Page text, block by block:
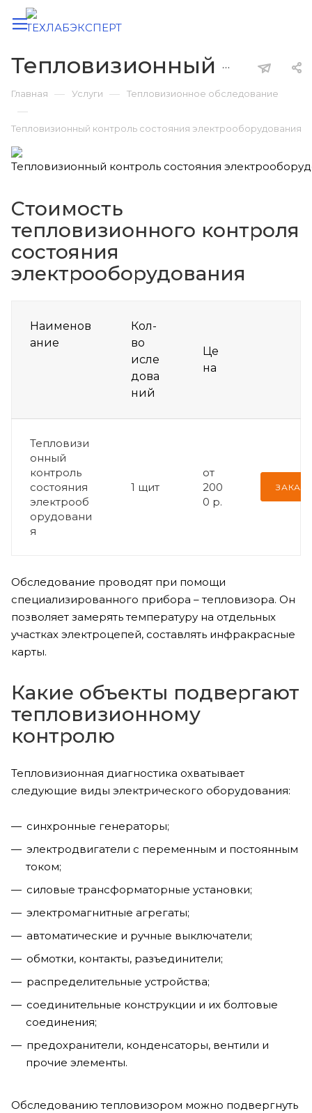
Тепловизионный контроль состояния электрооборудования
Главная — Услуги — Тепловизионное обследование
—
Тепловизионный контроль состояния электрооборудования
Стоимость
тепловизионного контроля
состояния
электрооборудования
Наименов
ание
Кол-
во
исле
дова
ний
Це
на
Тепловизи
онный
контроль
состояния
электрооб
орудовани
я
1 щит
от
200
0 р.
Обследование проводят при помощи
специализированного прибора – тепловизора. Он
позволяет замерять температуру на отдельных
участках электроцепей, составлять инфракрасные
карты.
Какие объекты подвергают
тепловизионному
контролю
Тепловизионная диагностика охватывает
следующие виды электрического оборудования:
синхронные генераторы;
электродвигатели с переменным и постоянным
током;
силовые трансформаторные установки;
электромагнитные агрегаты;
автоматические и ручные выключатели;
обмотки, контакты, разъединители;
распределительные устройства;
соединительные конструкции и их болтовые
соединения;
предохранители, конденсаторы, вентили и
прочие элементы.
Обследованию тепловизором можно подвергнуть